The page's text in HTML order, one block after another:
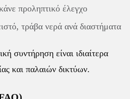
προληπτικό έλεγχο
τράβα νερά ανά διαστήματα
συντήρηση είναι ιδιαίτερα
και παλαιών δικτύων.